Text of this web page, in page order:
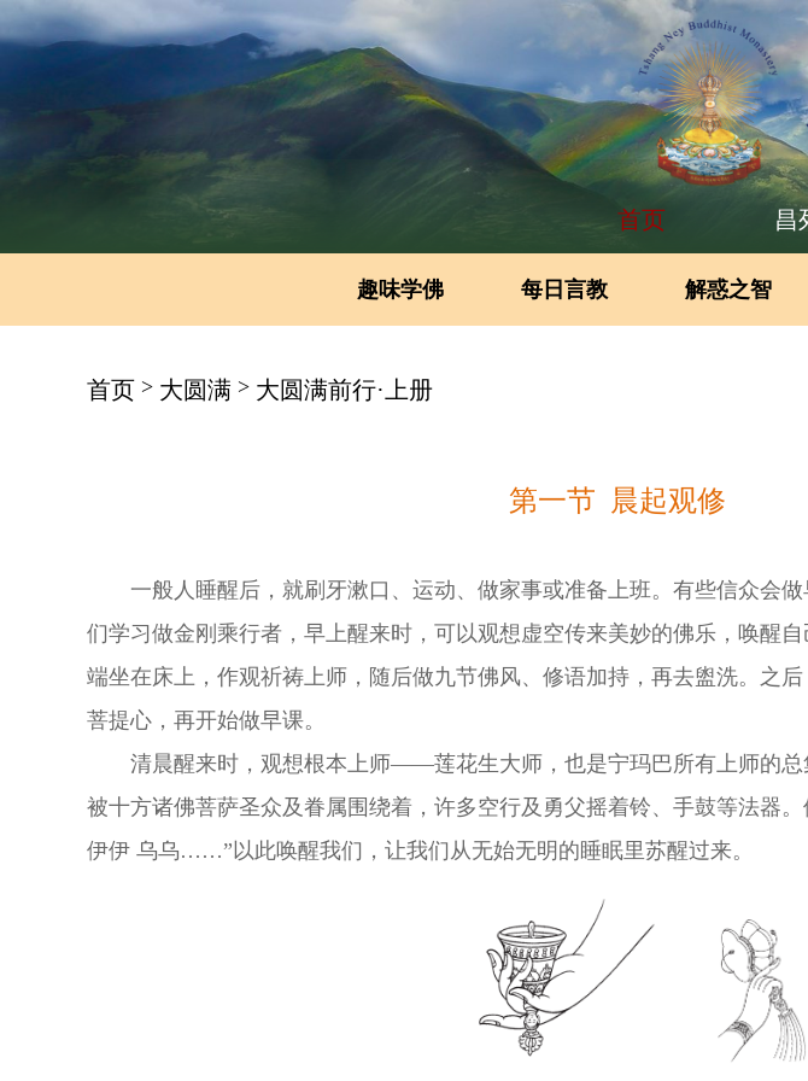
首页 昌
趣味学佛 每日言教 解惑之智
首页 > 大圆满 > 大圆满前行·上册
第一节 晨起观修
一般人睡醒后，就刷牙漱口、运动、做家事或准备上班。有些信众会
们学习做金刚乘行者，早上醒来时，可以观想虚空传来美妙的佛乐，唤醒
端坐在床上，作观祈祷上师，随后做九节佛风、修语加持，再去盥洗。之
菩提心，再开始做早课。
清晨醒来时，观想根本上师——莲花生大师，也是宁玛巴所有上师的总
被十方诸佛菩萨圣众及眷属围绕着，许多空行及勇父摇着铃、手鼓等法器
伊伊 乌乌……”以此唤醒我们，让我们从无始无明的睡眠里苏醒过来。